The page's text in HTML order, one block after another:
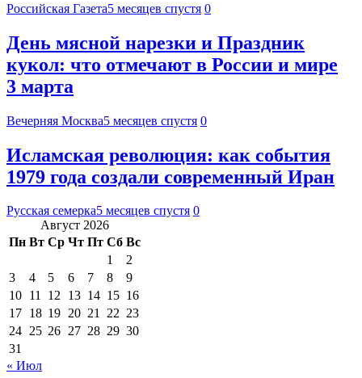
Российская Газета5 месяцев спустя 0
День мясной нарезки и Праздник
кукол: что отмечают в России и мире
3 марта
Вечерняя Москва5 месяцев спустя 0
Исламская революция: как события
1979 года создали современный Иран
Русская семерка5 месяцев спустя 0
Август 2026
Пн Вт Ср Чт Пт Сб Вс
1
2
3
4 5 6 7 8
9
10 11 12 13 14 15 16
17 18 19 20 21 22 23
24 25 26 27 28 29 30
31
« Июл